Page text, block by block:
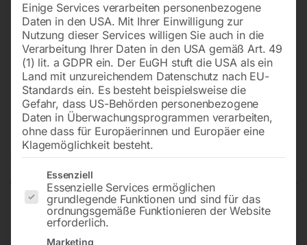
HM-Halter beweglich für
Nicht vorrätig
BOMAR Bandsäge 320.280 ANCBOMAR Transverse
Einige Services verarbeiten personenbezogene
Daten in den USA. Mit Ihrer Einwilligung zur
Nutzung dieser Services willigen Sie auch in die
Verarbeitung Ihrer Daten in den USA gemäß Art. 49
(1) lit. a GDPR ein. Der EuGH stuft die USA als ein
Land mit unzureichendem Datenschutz nach EU-
Standards ein. Es besteht beispielsweise die
Gefahr, dass US-Behörden personenbezogene
Daten in Überwachungsprogrammen verarbeiten,
ohne dass für Europäerinnen und Europäer eine
Klagemöglichkeit besteht.
Es folgt eine Liste der Service-Gruppen, für die eine
Essenziell
Essenzielle Services ermöglichen
grundlegende Funktionen und sind für das
ordnungsgemäße Funktionieren der Website
erforderlich.
Marketing